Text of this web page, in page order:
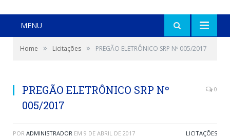
MENU
Home » Licitações » PREGÃO ELETRÔNICO SRP Nº 005/2017
PREGÃO ELETRÔNICO SRP Nº
005/2017
0
POR ADMINISTRADOR EM 9 DE ABRIL DE 2017 LICITAÇÕES